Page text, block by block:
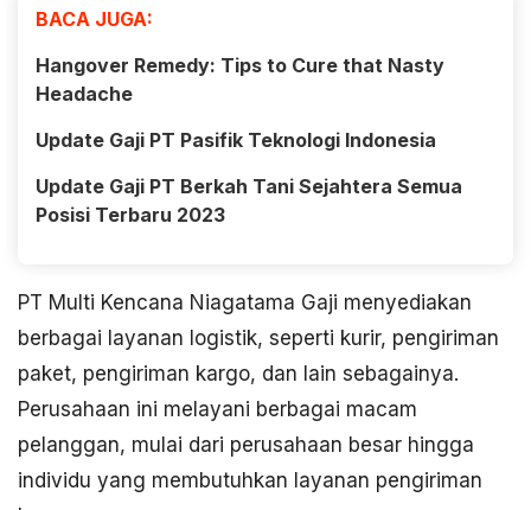
BACA JUGA:
Hangover Remedy: Tips to Cure that Nasty
Headache
Update Gaji PT Pasifik Teknologi Indonesia
Update Gaji PT Berkah Tani Sejahtera Semua
Posisi Terbaru 2023
PT Multi Kencana Niagatama Gaji menyediakan
berbagai layanan logistik, seperti kurir, pengiriman
paket, pengiriman kargo, dan lain sebagainya.
Perusahaan ini melayani berbagai macam
pelanggan, mulai dari perusahaan besar hingga
individu yang membutuhkan layanan pengiriman